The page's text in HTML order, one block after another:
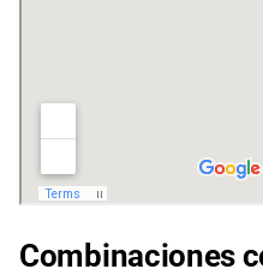
Combinaciones